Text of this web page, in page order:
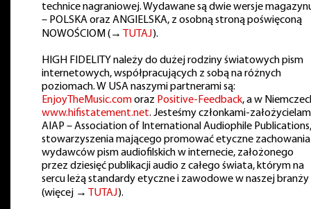
technice nagraniowej. Wydawane są dwie wersje
– POLSKA oraz ANGIELSKA, z osobną stroną poświęconą
NOWOŚCIOM (→
TUTAJ).
HIGH FIDELITY należy do dużej rodziny światowych pism
internetowych, współpracujących z sobą na różnych
poziomach. W USA naszymi partnerami są:
EnjoyTheMusic.comoraz Positive-Feedback, a w
www.hifistatement.net. Jesteśmy członkami-
AIAP – Association of International Audiophile Publications,
stowarzyszenia mającego promować etyczne zachowania
wydawców pism audiofilskich w internecie, założonego
przez dziesięć publikacji audio z całego świata, którym na
sercu leżą standardy etyczne i zawodowe w naszej branży
(więcej →
TUTAJ).